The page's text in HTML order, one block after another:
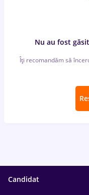
Nu au fost
Îți recomandăm să
Candidat